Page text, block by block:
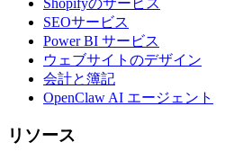
SEOサービス
Power BI サービス
ウェブサイトのデザイン
会計と簿記
OpenClaw AI エージェント
リソース